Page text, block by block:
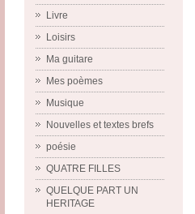
Livre
Loisirs
Ma guitare
Mes poèmes
Musique
Nouvelles et textes brefs
poésie
QUATRE FILLES
QUELQUE PART UN
HERITAGE